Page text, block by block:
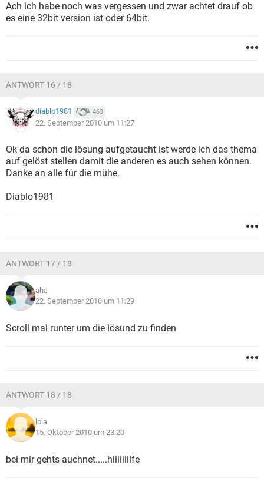
Ach ich habe noch was vergessen und zwar achtet drauf ob
es eine 32bit version ist oder 64bit.
ANTWORT 16 / 18
diablo1981 463
22. September 2010 um 11:27
Ok da schon die lösung aufgetaucht ist werde ich das thema
auf gelöst stellen damit die anderen es auch sehen können.
Danke an alle für die mühe.
Diablo1981
ANTWORT 17 / 18
aha
22. September 2010 um 11:29
Scroll mal runter um die lösund zu finden
ANTWORT 18 / 18
lola
15. Oktober 2010 um 23:20
bei mir gehts auchnet.....hiiiiiiilfe